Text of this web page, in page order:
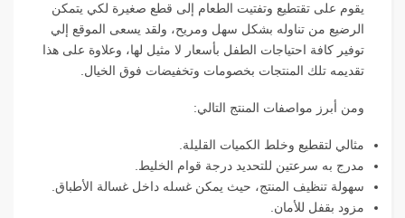
يقوم على تقتطيع وتفتيت الطعام إلى قطع صغيرة لكي يتمكن
الرضيع من تناوله بشكل سهل ومريح، ولقد يسعى الموقع إلي
توفير كافة احتياجات الطفل بأسعار لا مثيل لها، وعلاوة على هذا
تقديمه تلك المنتجات بخصومات وتخفيضات فوق الخيال.
ومن أبرز مواصفات المنتج التالي:
مثالي لتقطيع وخلط الكميات القليلة.
مدرج به سرعتين للتحديد درجة قوام الخليط.
سهولة تنظيف المنتج، حيث يمكن غسله داخل غسالة الأطباق.
مزود بقفل للأمان.